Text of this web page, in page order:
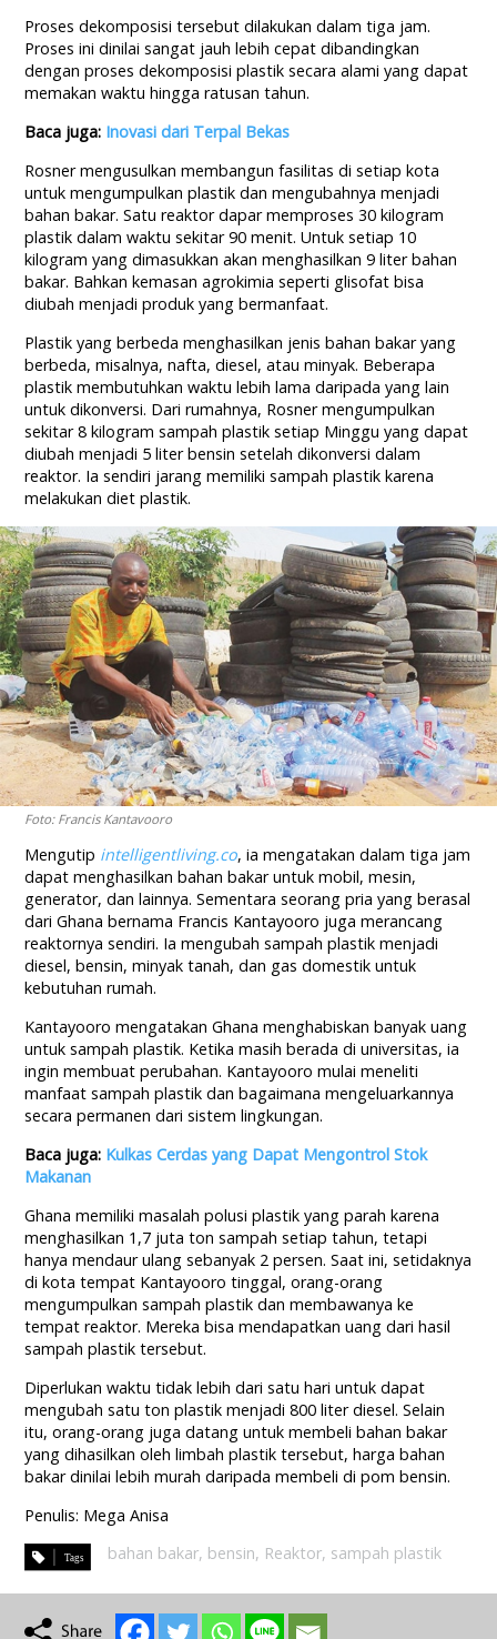
Proses dekomposisi tersebut dilakukan dalam tiga jam.
Proses ini dinilai sangat jauh lebih cepat dibandingkan
dengan proses dekomposisi plastik secara alami yang dapat
memakan waktu hingga ratusan tahun.
Baca juga: Inovasi dari Terpal Bekas
Rosner mengusulkan membangun fasilitas di setiap kota
untuk mengumpulkan plastik dan mengubahnya menjadi
bahan bakar. Satu reaktor dapar memproses 30 kilogram
plastik dalam waktu sekitar 90 menit. Untuk setiap 10
kilogram yang dimasukkan akan menghasilkan 9 liter bahan
bakar. Bahkan kemasan agrokimia seperti glisofat bisa
diubah menjadi produk yang bermanfaat.
Plastik yang berbeda menghasilkan jenis bahan bakar yang
berbeda, misalnya, nafta, diesel, atau minyak. Beberapa
plastik membutuhkan waktu lebih lama daripada yang lain
untuk dikonversi. Dari rumahnya, Rosner mengumpulkan
sekitar 8 kilogram sampah plastik setiap Minggu yang dapat
diubah menjadi 5 liter bensin setelah dikonversi dalam
reaktor. Ia sendiri jarang memiliki sampah plastik karena
melakukan diet plastik.
Foto: Francis Kantavooro
Mengutip intelligentliving.co, ia mengatakan dalam tiga jam
dapat menghasilkan bahan bakar untuk mobil, mesin,
generator, dan lainnya. Sementara seorang pria yang berasal
dari Ghana bernama Francis Kantayooro juga merancang
reaktornya sendiri. Ia mengubah sampah plastik menjadi
diesel, bensin, minyak tanah, dan gas domestik untuk
kebutuhan rumah.
Kantayooro mengatakan Ghana menghabiskan banyak uang
untuk sampah plastik. Ketika masih berada di universitas, ia
ingin membuat perubahan. Kantayooro mulai meneliti
manfaat sampah plastik dan bagaimana mengeluarkannya
secara permanen dari sistem lingkungan.
Baca juga: Kulkas Cerdas yang Dapat Mengontrol Stok
Makanan
Ghana memiliki masalah polusi plastik yang parah karena
menghasilkan 1,7 juta ton sampah setiap tahun, tetapi
hanya mendaur ulang sebanyak 2 persen. Saat ini, setidaknya
di kota tempat Kantayooro tinggal, orang-orang
mengumpulkan sampah plastik dan membawanya ke
tempat reaktor. Mereka bisa mendapatkan uang dari hasil
sampah plastik tersebut.
Diperlukan waktu tidak lebih dari satu hari untuk dapat
mengubah satu ton plastik menjadi 800 liter diesel. Selain
itu, orang-orang juga datang untuk membeli bahan bakar
yang dihasilkan oleh limbah plastik tersebut, harga bahan
bakar dinilai lebih murah daripada membeli di pom bensin.
Penulis: Mega Anisa
bahan bakar, bensin, Reaktor, sampah plastik